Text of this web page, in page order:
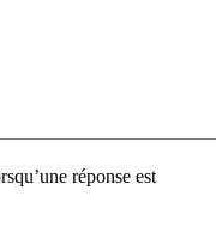
réponse est